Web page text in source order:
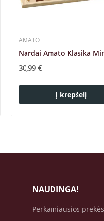
AMATO
30,99 €
Į krepšelį
NAUDINGA!
Perkamiausios prekės